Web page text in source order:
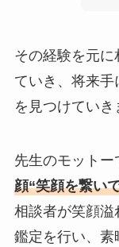
その経験を元
ていき、将来
を見つけていき
先生のモットー
顔“笑顔を繋い
相談者が笑顔
鑑定を行い、素